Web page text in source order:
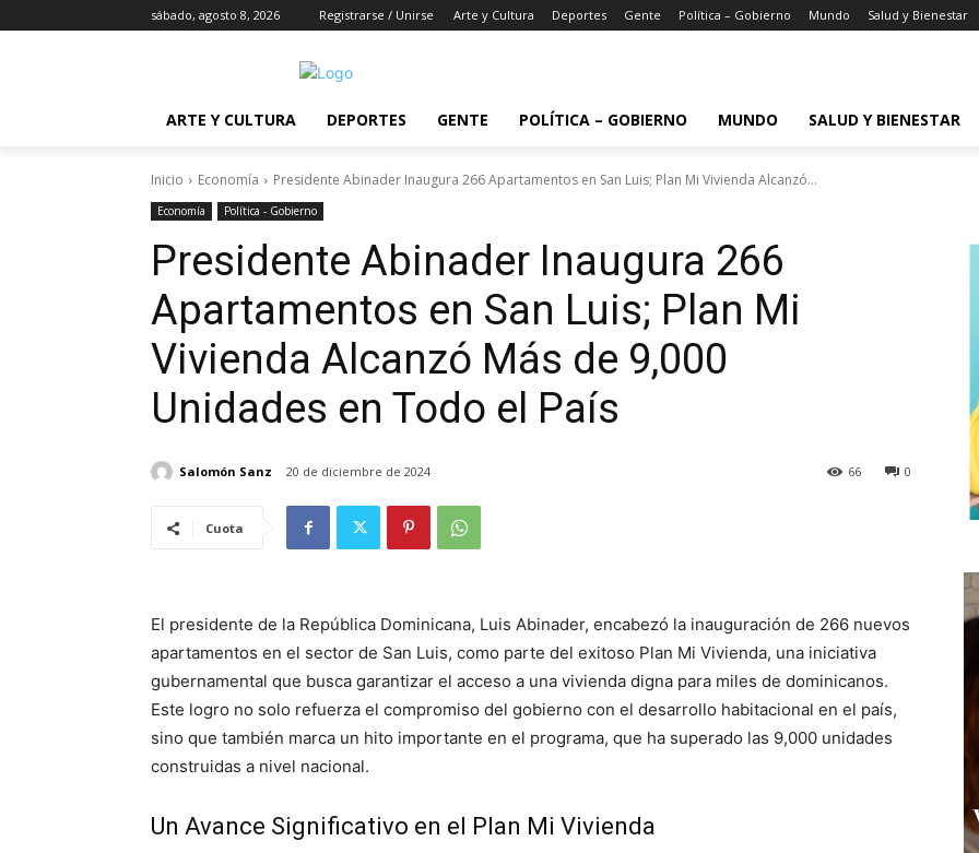
sábado, agosto 8, 2026 Registrarse / Unirse Arte y Cultura Deportes Gente Política – Gobierno Mundo Salud y Bienestar
ARTE Y CULTURA DEPORTES GENTE POLÍTICA – GOBIERNO MUNDO SALUD Y BIENESTAR
Inicio Economía Presidente Abinader Inaugura 266 Apartamentos en San Luis; Plan Mi Vivienda Alcanzó...
Economía Política - Gobierno
Presidente Abinader Inaugura 266
Apartamentos en San Luis; Plan Mi
Vivienda Alcanzó Más de 9,000
Unidades en Todo el País
Salomón Sanz 20 de diciembre de 2024 0
66
Cuota
El presidente de la República Dominicana, Luis Abinader, encabezó la inauguración de 266 nuevos
apartamentos en el sector de San Luis, como parte del exitoso Plan Mi Vivienda, una iniciativa
gubernamental que busca garantizar el acceso a una vivienda digna para miles de dominicanos.
Este logro no solo refuerza el compromiso del gobierno con el desarrollo habitacional en el país,
sino que también marca un hito importante en el programa, que ha superado las 9,000 unidades
construidas a nivel nacional.
Un Avance Significativo en el Plan Mi Vivienda